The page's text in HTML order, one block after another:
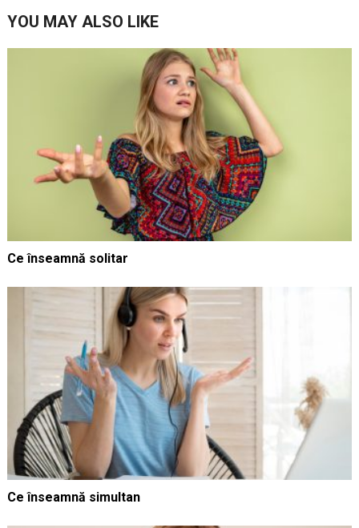
YOU MAY ALSO LIKE
Ce înseamnă solitar
Ce înseamnă simultan